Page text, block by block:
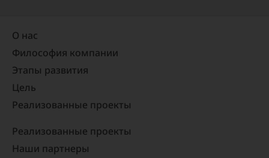
О нас
Философия компании
Этапы развития
Цель
Реализованные проекты​
Реализованные проекты
Наши партнеры